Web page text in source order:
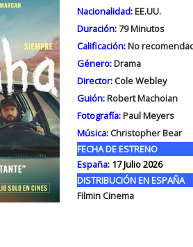
Nacionalidad:EE.UU.
Duración:79Minutos
Calificación:No
Género:Drama
Director:Cole Webley
Guión:Robert Machoian
Fotografía:Paul Meyers
Música:Christopher Bear
FECHA DE ESTRENO
España:17 Julio 2026
DISTRIBUCIÓN EN ESPAÑA
Filmin Cinema